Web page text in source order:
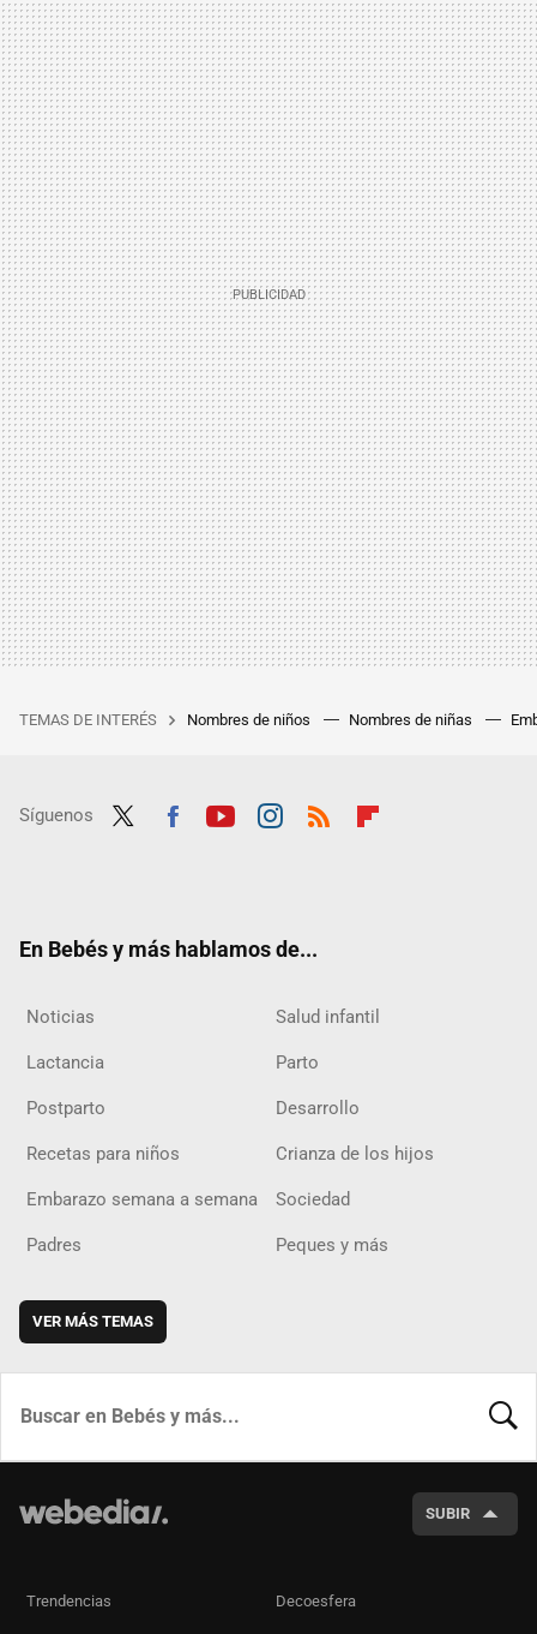
TEMAS DE INTERÉS Nombres de niños Nombres de niñas
Síguenos
En Bebés y más hablamos de...
Noticias Salud infantil
Lactancia Parto
Postparto Desarrollo
Recetas para niños Crianza de los hijos
Embarazo semana a semana Sociedad
Padres Peques y más
VER MÁS TEMAS
SUBIR
Trendencias Decoesfera